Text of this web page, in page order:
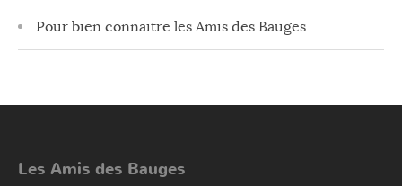
Pour bien connaitre les Amis des Bauges
Les Amis des Bauges